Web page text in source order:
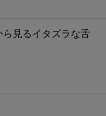
見るイタズラな舌